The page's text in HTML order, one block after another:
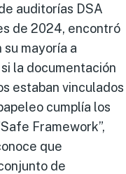
auditorías DSA
de 2024, encontró
mayoría a
la documentación
estaban vinculados
cumplía los
Framework”,
que
de